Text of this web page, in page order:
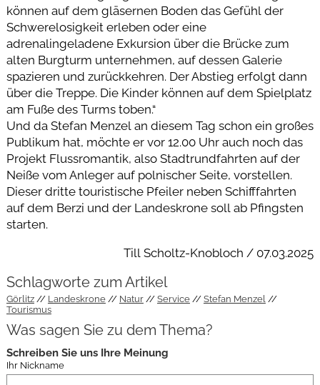
können auf dem gläsernen Boden das Gefühl der
Schwerelosigkeit erleben oder eine
adrenalingeladene Exkursion über die Brücke zum
alten Burgturm unternehmen, auf dessen Galerie
spazieren und zurückkehren. Der Abstieg erfolgt dann
über die Treppe. Die Kinder können auf dem Spielplatz
am Fuße des Turms toben.“
Und da Stefan Menzel an diesem Tag schon ein großes
Publikum hat, möchte er vor 12.00 Uhr auch noch das
Projekt Flussromantik, also Stadtrundfahrten auf der
Neiße vom Anleger auf polnischer Seite, vorstellen.
Dieser dritte touristische Pfeiler neben Schifffahrten
auf dem Berzi und der Landeskrone soll ab Pfingsten
starten.
Till Scholtz-Knobloch / 07.03.2025
Schlagworte zum Artikel
Görlitz Landeskrone Natur Service
Stefan Menzel
Tourismus
Was sagen Sie zu dem Thema?
Schreiben Sie uns Ihre Meinung
Ihr Nickname